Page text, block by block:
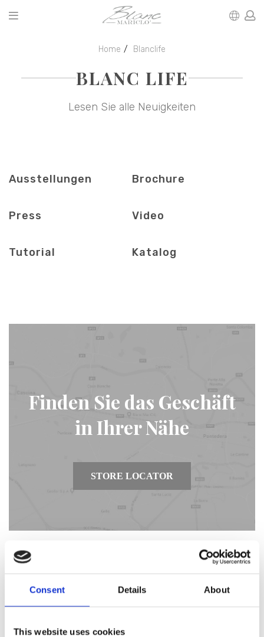
Consent Details About
This website uses cookies
Home Blanclife
BLANC LIFE
Lesen Sie alle Neuigkeiten
Ausstellungen Brochure
Press Video
Tutorial Katalog
Finden Sie das Geschäft
in Ihrer Nähe
STORE LOCATOR
Registrieren Sie sich als
Händler von Blanc MariClo‘